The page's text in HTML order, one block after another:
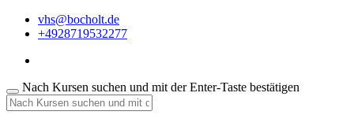
vhs@bocholt.de
+4928719532277
Nach Kursen suchen und mit der Enter-Taste bestätigen